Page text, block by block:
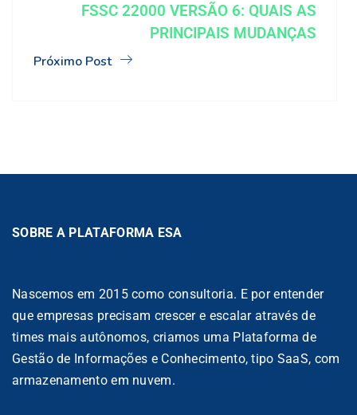
FSSC 22000 VERSÃO 6: QUAIS AS
PRINCIPAIS MUDANÇAS
Próximo Post
SOBRE A PLATAFORMA ESA
Nascemos em 2015 como consultoria. E por entender
que empresas precisam crescer e escalar através de
times mais autônomos, criamos uma Plataforma de
Gestão de Informações e Conhecimento, tipo SaaS, com
armazenamento em nuvem.